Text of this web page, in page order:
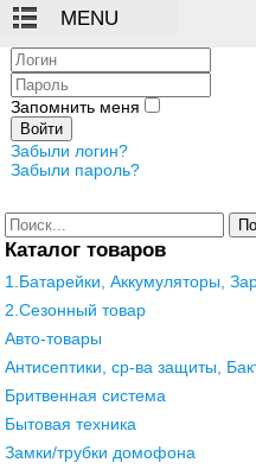
Логин
Пароль
Запомнить меня
Войти
Забыли логин?
Забыли пароль?
Каталог товаров
1.Батарейки, Аккумуляторы,
2.Сезонный товар
Авто-товары
Антисептики, ср-ва защиты,
Бритвенная система
Бытовая техника
Замки/трубки домофона